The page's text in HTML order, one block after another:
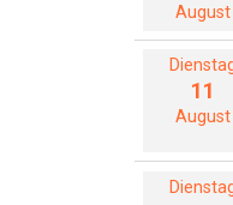
August
11
August